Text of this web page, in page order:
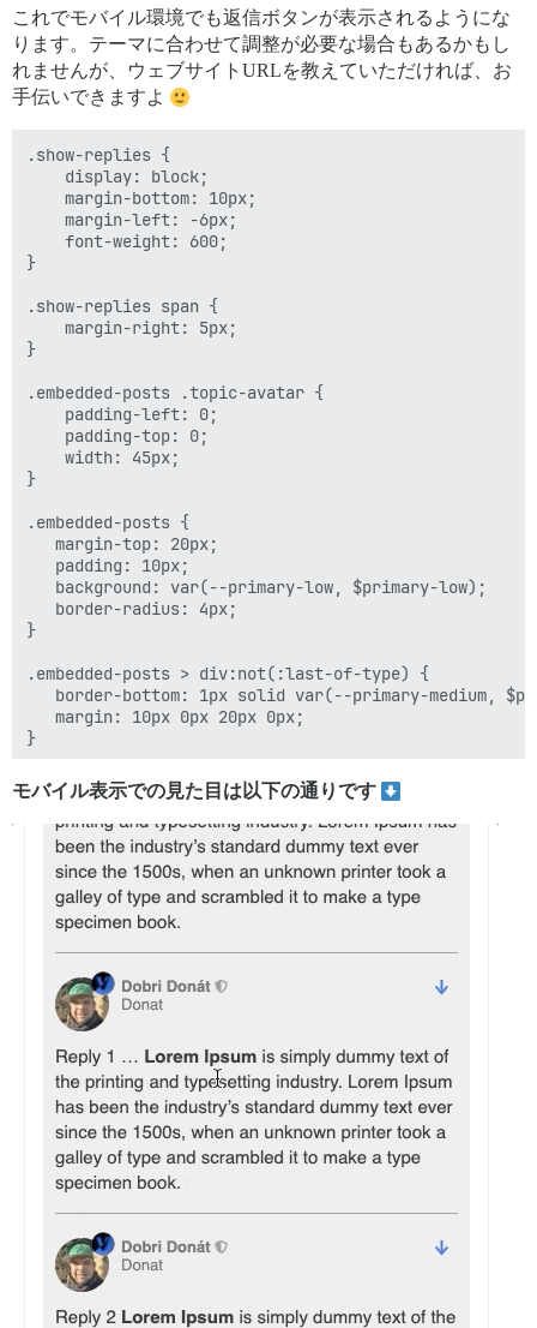
これでモバイル環境でも返信ボタンが表示されるようにな
ります。テーマに合わせて調整が必要な場合もあるかもし
れませんが、ウェブサイトURLを教えていただければ、お
手伝いできますよ
.show-replies {
    display: block;
    margin-bottom: 10px;
    margin-left: -6px;
    font-weight: 600;
}
.show-replies span {
    margin-right: 5px;
}
.embedded-posts .topic-avatar {
    padding-left: 0;
    padding-top: 0;
    width: 45px;
}
.embedded-posts {
   margin-top: 20px;
   padding: 10px;
   background: var(--primary-low, $primary-low);
   border-radius: 4px;
}
.embedded-posts > div:not(:last-of-type) {
border-bottom: 1px solid var(--primary-medium,
   margin: 10px 0px 20px 0px;
}
.embedded-posts .topic-body .cooked {
    display: inline-block;
    margin-top: 10px;
モバイル表示での見た目は以下の通りです